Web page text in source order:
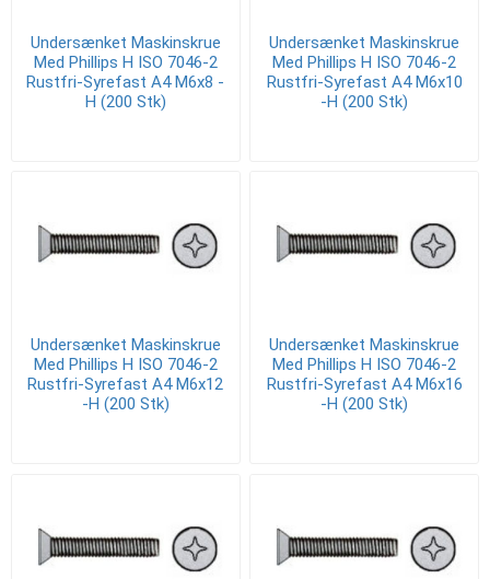
Undersænket Maskinskrue
Med Phillips H ISO 7046-2
Rustfri-Syrefast A4 M6x8 -
H (200 Stk)
Undersænket Maskinskrue
Med Phillips H ISO 7046-2
Rustfri-Syrefast A4 M6x10
-H (200 Stk)
Undersænket Maskinskrue
Med Phillips H ISO 7046-2
Rustfri-Syrefast A4 M6x12
-H (200 Stk)
Undersænket Maskinskrue
Med Phillips H ISO 7046-2
Rustfri-Syrefast A4 M6x16
-H (200 Stk)